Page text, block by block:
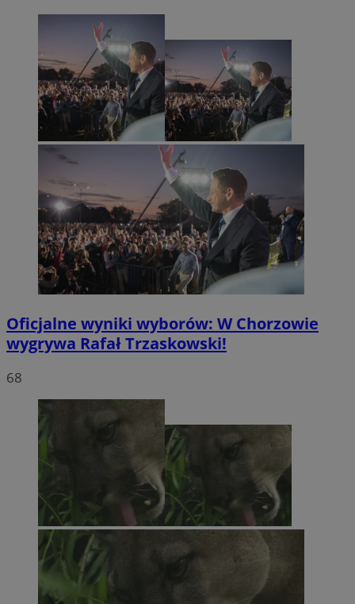
Oficjalne wyniki wyborów: W Chorzowie
wygrywa Rafał Trzaskowski!
68